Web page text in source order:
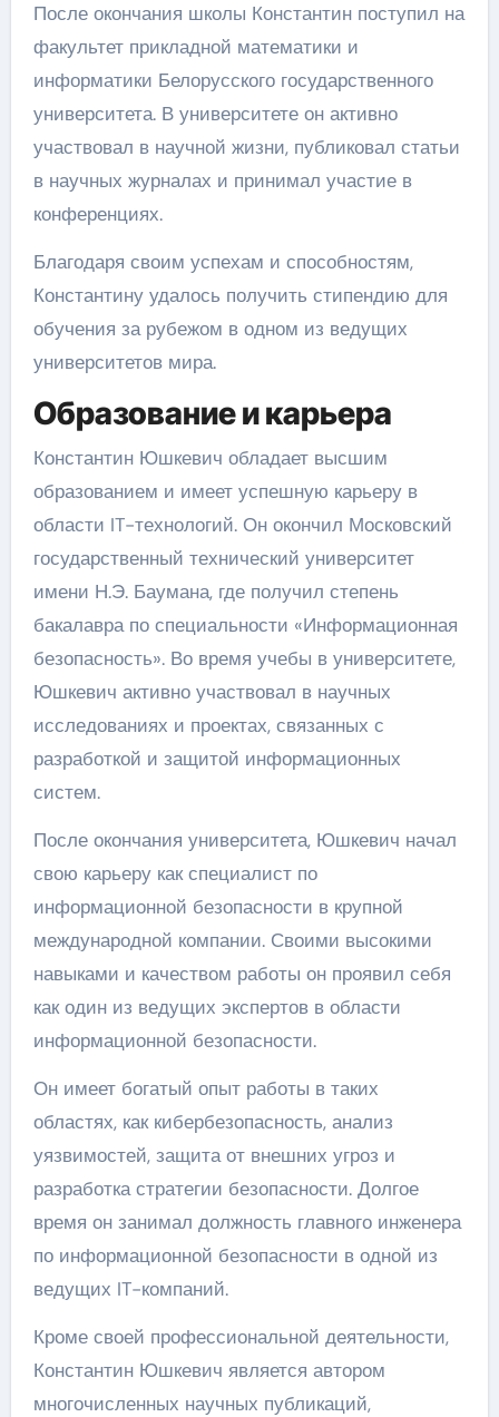
После окончания школы Константин поступил на
факультет прикладной математики и
информатики Белорусского государственного
университета. В университете он активно
участвовал в научной жизни, публиковал статьи
в научных журналах и принимал участие в
конференциях.
Благодаря своим успехам и способностям,
Константину удалось получить стипендию для
обучения за рубежом в одном из ведущих
университетов мира.
Образование и карьера
Константин Юшкевич обладает высшим
образованием и имеет успешную карьеру в
области IT-технологий. Он окончил Московский
государственный технический университет
имени Н.Э. Баумана, где получил степень
бакалавра по специальности «Информационная
безопасность». Во время учебы в университете,
Юшкевич активно участвовал в научных
исследованиях и проектах, связанных с
разработкой и защитой информационных
систем.
После окончания университета, Юшкевич начал
свою карьеру как специалист по
информационной безопасности в крупной
международной компании. Своими высокими
навыками и качеством работы он проявил себя
как один из ведущих экспертов в области
информационной безопасности.
Он имеет богатый опыт работы в таких
областях, как кибербезопасность, анализ
уязвимостей, защита от внешних угроз и
разработка стратегии безопасности. Долгое
время он занимал должность главного инженера
по информационной безопасности в одной из
ведущих IT-компаний.
Кроме своей профессиональной деятельности,
Константин Юшкевич является автором
многочисленных научных публикаций,